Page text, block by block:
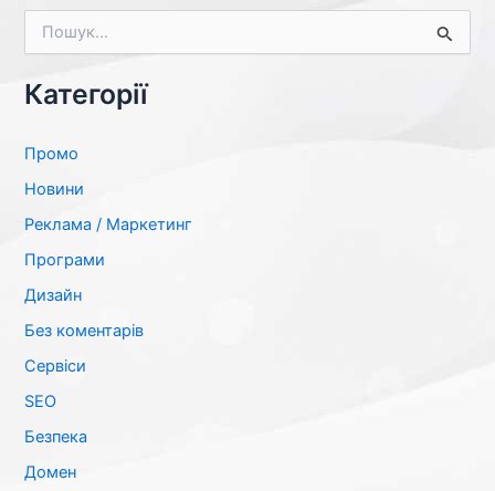
а
т
:
Категорії
Промо
Новини
Реклама / Маркетинг
Програми
Дизайн
Без коментарів
Сервіси
SЕО
Безпека
Домен